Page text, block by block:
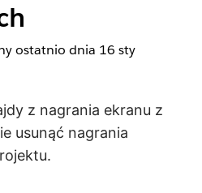
ostatnio dnia 16 sty
z nagrania ekranu z
usunąć nagrania